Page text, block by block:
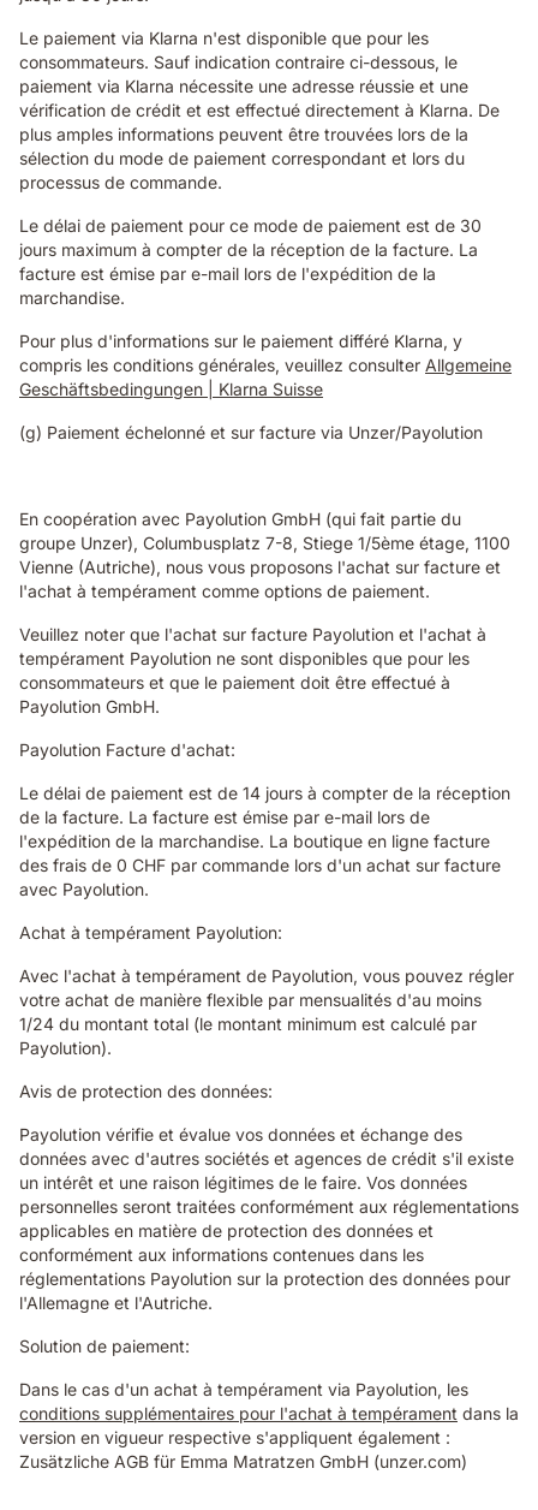
Le paiement via Klarna n'est disponible que pour les
consommateurs. Sauf indication contraire ci-dessous, le
paiement via Klarna nécessite une adresse réussie et une
vérification de crédit et est effectué directement à Klarna. De
plus amples informations peuvent être trouvées lors de la
sélection du mode de paiement correspondant et lors du
processus de commande.
Le délai de paiement pour ce mode de paiement est de 30
jours maximum à compter de la réception de la facture. La
facture est émise par e-mail lors de l'expédition de la
marchandise.
Pour plus d'informations sur le paiement différé Klarna, y
compris les conditions générales, veuillez consulter Allgemeine
Geschäftsbedingungen | Klarna Suisse
(g) Paiement échelonné et sur facture via Unzer/Payolution
En coopération avec Payolution GmbH (qui fait partie du
groupe Unzer), Columbusplatz 7-8, Stiege 1/5ème étage, 1100
Vienne (Autriche), nous vous proposons l'achat sur facture et
l'achat à tempérament comme options de paiement.
Veuillez noter que l'achat sur facture Payolution et l'achat à
tempérament Payolution ne sont disponibles que pour les
consommateurs et que le paiement doit être effectué à
Payolution GmbH.
Payolution Facture d'achat:
Le délai de paiement est de 14 jours à compter de la réception
de la facture. La facture est émise par e-mail lors de
l'expédition de la marchandise. La boutique en ligne facture
des frais de 0 CHF par commande lors d'un achat sur facture
avec Payolution.
Achat à tempérament Payolution:
Avec l'achat à tempérament de Payolution, vous pouvez régler
votre achat de manière flexible par mensualités d'au moins
1/24 du montant total (le montant minimum est calculé par
Payolution).
Avis de protection des données:
Payolution vérifie et évalue vos données et échange des
données avec d'autres sociétés et agences de crédit s'il existe
un intérêt et une raison légitimes de le faire. Vos données
personnelles seront traitées conformément aux réglementations
applicables en matière de protection des données et
conformément aux informations contenues dans les
réglementations Payolution sur la protection des données pour
l'Allemagne et l'Autriche.
Solution de paiement:
Dans le cas d'un achat à tempérament via Payolution, les
conditions supplémentaires pour l'achat à tempérament dans la
version en vigueur respective s'appliquent également :
Zusätzliche AGB für Emma Matratzen GmbH (unzer.com)